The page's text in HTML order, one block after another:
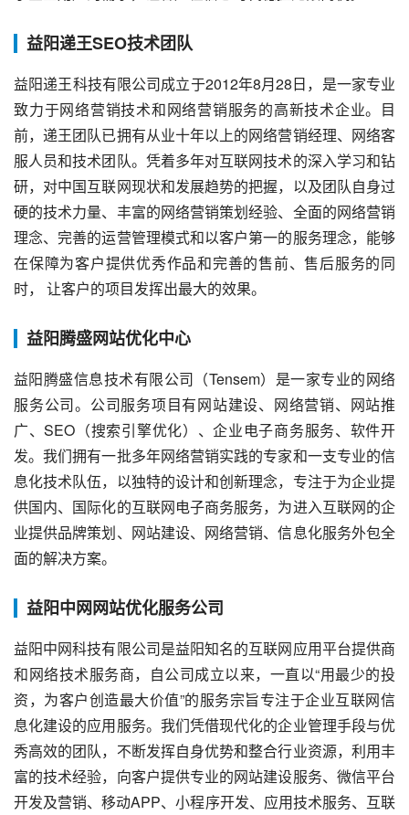
益阳递王SEO技术团队
益阳递王科技有限公司成立于2012年8月28日，是一家专业
致力于网络营销技术和网络营销服务的高新技术企业。目
前，递王团队已拥有从业十年以上的网络营销经理、网络客
服人员和技术团队。凭着多年对互联网技术的深入学习和钻
研，对中国互联网现状和发展趋势的把握，以及团队自身过
硬的技术力量、丰富的网络营销策划经验、全面的网络营销
理念、完善的运营管理模式和以客户第一的服务理念，能够
在保障为客户提供优秀作品和完善的售前、售后服务的同
时， 让客户的项目发挥出最大的效果。
益阳腾盛网站优化中心
益阳腾盛信息技术有限公司（Tensem）是一家专业的网络
服务公司。公司服务项目有网站建设、网络营销、网站推
广、SEO（搜索引擎优化）、企业电子商务服务、软件开
发。我们拥有一批多年网络营销实践的专家和一支专业的信
息化技术队伍，以独特的设计和创新理念，专注于为企业提
供国内、国际化的互联网电子商务服务，为进入互联网的企
业提供品牌策划、网站建设、网络营销、信息化服务外包全
面的解决方案。
益阳中网网站优化服务公司
益阳中网科技有限公司是益阳知名的互联网应用平台提供商
和网络技术服务商，自公司成立以来，一直以“用最少的投
资，为客户创造最大价值”的服务宗旨专注于企业互联网信
息化建设的应用服务。我们凭借现代化的企业管理手段与优
秀高效的团队，不断发挥自身优势和整合行业资源，利用丰
富的技术经验，向客户提供专业的网站建设服务、微信平台
开发及营销、移动APP、小程序开发、应用技术服务、互联